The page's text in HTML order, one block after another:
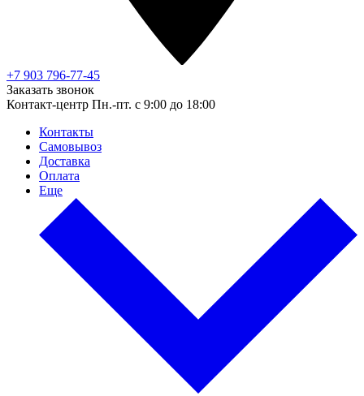
+7 903 796-77-45
Заказать звонок
Контакт-центр Пн.-пт. с 9:00 до 18:00
Контакты
Самовывоз
Доставка
Оплата
Еще